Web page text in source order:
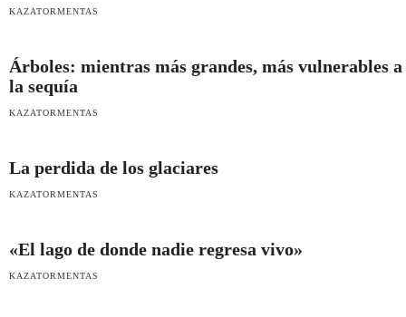
KAZATORMENTAS
Árboles: mientras más grandes, más vulnerables a
la sequía
KAZATORMENTAS
La perdida de los glaciares
KAZATORMENTAS
«El lago de donde nadie regresa vivo»
KAZATORMENTAS